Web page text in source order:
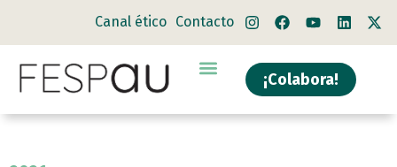
Canal ético Contacto
¡Colabora!